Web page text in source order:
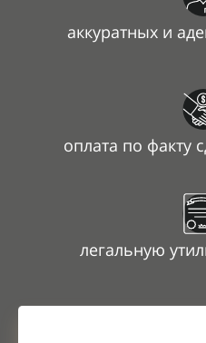
аккуратных и
оплата по факту
легальную